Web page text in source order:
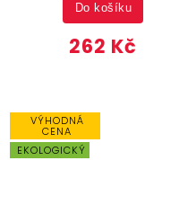
262 Kč
Do košíku
VÝHODNÁ
CENA
EKOLOGICKÝ